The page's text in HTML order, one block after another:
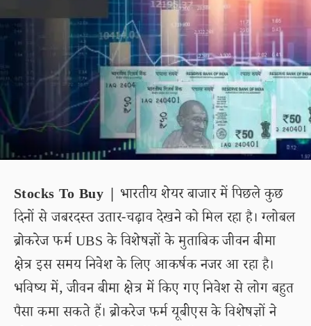
Stocks To Buy | भारतीय शेयर बाजार में पिछले कुछ
दिनों से जबरदस्त उतार-चढ़ाव देखने को मिल रहा है। ग्लोबल
ब्रोकरेज फर्म UBS के विशेषज्ञों के मुताबिक जीवन बीमा
क्षेत्र इस समय निवेश के लिए आकर्षक नजर आ रहा है।
भविष्य में, जीवन बीमा क्षेत्र में किए गए निवेश से लोग बहुत
पैसा कमा सकते हैं। ब्रोकरेज फर्म यूबीएस के विशेषज्ञों ने